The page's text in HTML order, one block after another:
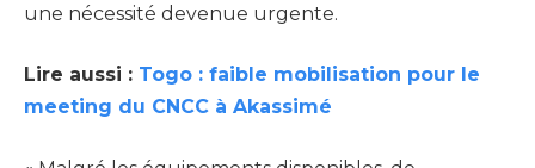
une nécessité devenue urgente.
Lire aussi : Togo : faible mobilisation pour le
meeting du CNCC à Akassimé